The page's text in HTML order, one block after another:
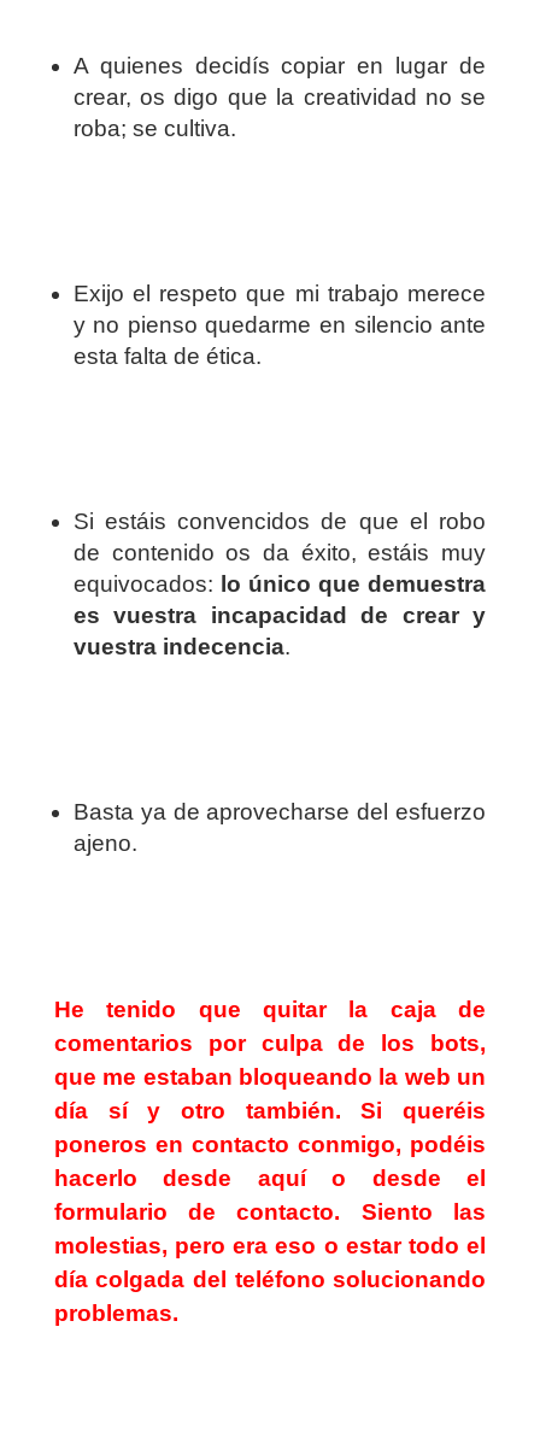
A quienes decidís copiar en lugar de
crear, os digo que la creatividad no se
roba; se cultiva.
Exijo el respeto que mi trabajo merece
y no pienso quedarme en silencio ante
esta falta de ética.
Si estáis convencidos de que el robo
de contenido os da éxito, estáis muy
equivocados: lo único que demuestra
es vuestra incapacidad de crear y
vuestra indecencia.
Basta ya de aprovecharse del esfuerzo
ajeno.
He tenido que quitar la caja de
comentarios por culpa de los bots,
que me estaban bloqueando la web un
día sí y otro también. Si queréis
poneros en contacto conmigo, podéis
hacerlo desde aquío desde el
formulario de contacto. Siento las
molestias, pero era eso o estar todo el
día colgada del teléfono solucionando
problemas.